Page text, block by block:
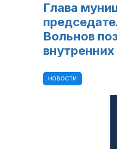
Глава
Вольнов
НОВОСТИ